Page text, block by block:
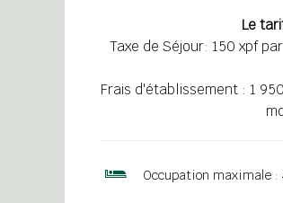
Le
Taxe de Séjour: 150 xpf
Frais d'établissement : 1
Occupation maximale :